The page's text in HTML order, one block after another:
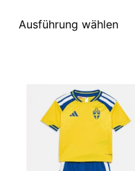
Ausführung wählen